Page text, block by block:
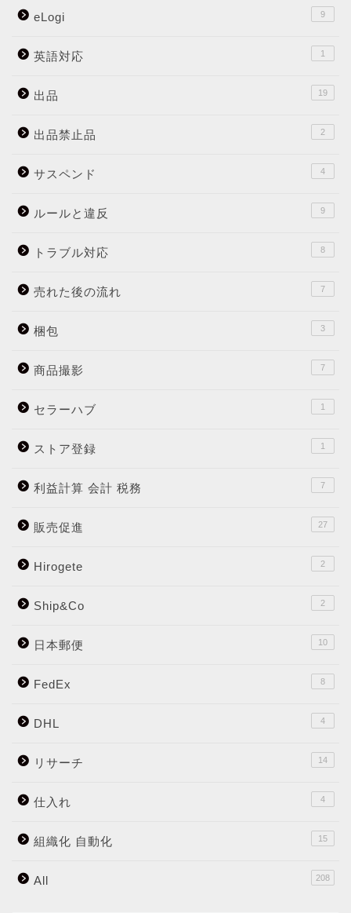
eLogi 9
英語対応 1
出品 19
出品禁止品 2
サスペンド 4
ルールと違反 9
トラブル対応 8
売れた後の流れ 7
梱包 3
商品撮影 7
セラーハブ 1
ストア登録 1
利益計算 会計 税務 7
販売促進 27
Hirogete 2
Ship&Co 2
日本郵便 10
FedEx 8
DHL 4
リサーチ 14
仕入れ 4
組織化 自動化 15
All 208